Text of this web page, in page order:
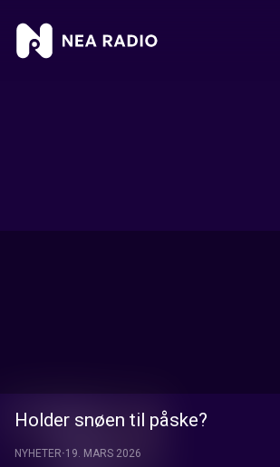
Holder snøen til påske?
NYHETER 19. MARS 2026